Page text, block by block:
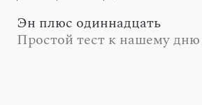
Эн плюс одиннадцать
Простой тест к нашему